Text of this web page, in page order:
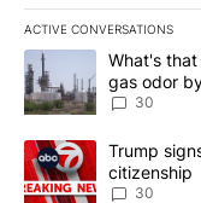
ACTIVE CONVERSATIONS
The following is a list
A trending article
What's that
gas odor
30
A trending article
Trump
citizenship
30